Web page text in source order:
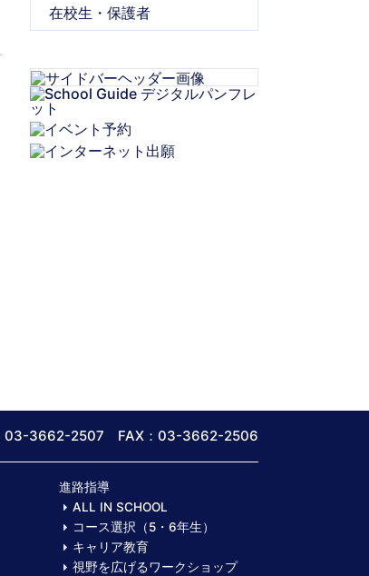
在校生・保護者
03-3662-2507 FAX：03-3662-2506
進路指導
ALL IN SCHOOL
コース選択（5・6年生）
キャリア教育
視野を広げるワークショップ